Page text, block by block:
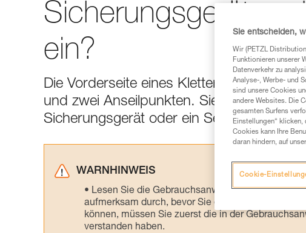
Sicherungsgerät und
ein?
Die Vorderseite eines Klettergurts
und zwei Anseilpunkten. Sie dienen
Sicherungsgerät oder ein Seil
WARNHINWEIS
Lesen Sie die Gebrauchsanweisungen der
aufmerksam durch, bevor Sie diesen zu Rate
können, müssen Sie zuerst die in der
verstanden haben.
Sie entscheiden,
Wir (PETZL
Funktionieren unserer
Datenverkehr zu
Analyse-, Werbe- und
sind unsere Cookies
andere Websites. Die
gesamten Surfens
Einstellungen“
Cookies kann Ihre
daran hindern, auf
Cookie-